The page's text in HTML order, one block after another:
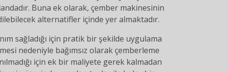
Buna ek olarak, çember makinesinin
alternatifler içinde yer almaktadır.
sağladığı için pratik bir şekilde uygulama
nedeniyle bağımsız olarak çemberleme
için ek bir maliyete gerek kalmadan